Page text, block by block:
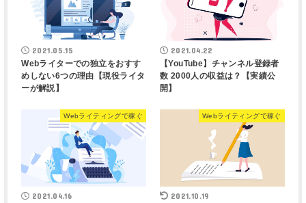
2021.05.15
Webライターでの独立をおすす
めしない6つの理由【現役ライタ
ーが解説】
2021.04.22
【YouTube】チャンネル登録者
数 2000人の収益は？【実績公
開】
Webライティングで稼ぐ
2021.04.16
Webライティングで稼ぐ
2021.10.19